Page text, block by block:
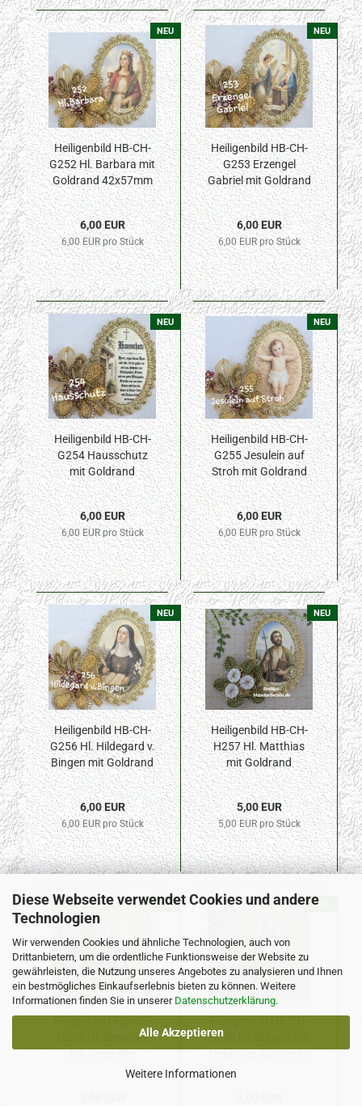
Diese Webseite verwendet Cookies und andere
Technologien
Wir verwenden Cookies und ähnliche Technologien, auch von
Drittanbietern, um die ordentliche Funktionsweise der Website zu
gewährleisten, die Nutzung unseres Angebotes zu analysieren und Ihnen
ein bestmögliches Einkaufserlebnis bieten zu können. Weitere
Informationen finden Sie in unserer Datenschutzerklärung.
Alle Akzeptieren
Weitere Informationen
NEU
Heiligenbild HB-CH-
G252 Hl. Barbara mit
Goldrand 42x57mm
6,00 EUR
6,00 EUR pro Stück
NEU
Heiligenbild HB-CH-
G253 Erzengel
Gabriel mit Goldrand
42x57mm
6,00 EUR
6,00 EUR pro Stück
NEU
Heiligenbild HB-CH-
G254 Hausschutz
mit Goldrand
42x57mm
6,00 EUR
6,00 EUR pro Stück
NEU
Heiligenbild HB-CH-
G255 Jesulein auf
Stroh mit Goldrand
42x57mm
6,00 EUR
6,00 EUR pro Stück
NEU
Heiligenbild HB-CH-
G256 Hl. Hildegard v.
Bingen mit Goldrand
42x57mm
6,00 EUR
6,00 EUR pro Stück
NEU
Heiligenbild HB-CH-
H257 Hl. Matthias
mit Goldrand
32x46mm
5,00 EUR
5,00 EUR pro Stück
NEU
H258 Hl. Benedikt
mit Goldrand
32x46mm
NEU
H259 Hl. Brigitte mit
Goldrand 32x46mm